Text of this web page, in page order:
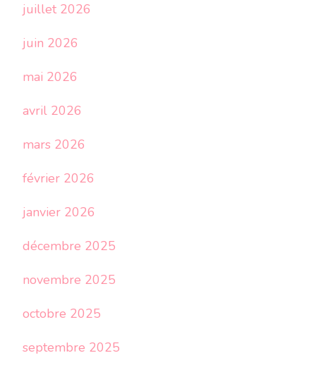
juillet 2026
juin 2026
mai 2026
avril 2026
mars 2026
février 2026
janvier 2026
décembre 2025
novembre 2025
octobre 2025
septembre 2025